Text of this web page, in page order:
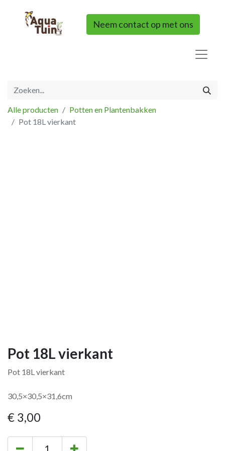
Neem contact op met ons
Alle producten
Potten en Plantenbakken
Pot 18L vierkant
Pot 18L vierkant
Pot 18L vierkant
30,5×30,5×31,6cm
€ 3,00